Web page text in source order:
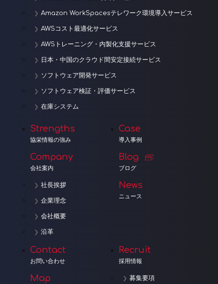
Amazon WorkSpacesテレワーク環境導入サービス
AWSコスト最適化サービス
AWSトレーニング・内製化支援サービス
日本・中国のクラウド間安定接続サービス
ソフトウェア開発サービス
ソフトウェア検証・評価サービス
在庫システム
Strengths
協栄情報の強み
Company
会社案内
社長挨拶
企業理念
会社概要
沿革
Case
導入事例
Blog
ブログ
News
ニュース
Contact
お問い合わせ
Map
Recruit
採用情報
募集要項